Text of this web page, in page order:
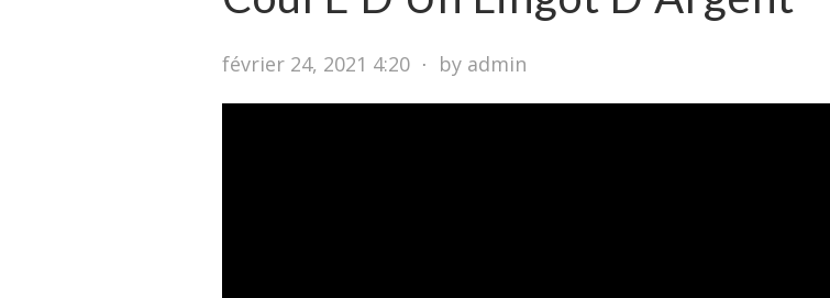
février 24, 2021 4:20 ⋅ by admin